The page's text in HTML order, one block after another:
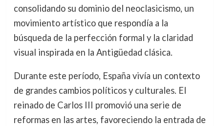
consolidando su dominio del neoclasicismo, un
movimiento artístico que respondía a la
búsqueda de la perfección formal y la claridad
visual inspirada en la Antigüedad clásica.
Durante este período, España vivía un contexto
de grandes cambios políticos y culturales. El
reinado de Carlos III promovió una serie de
reformas en las artes, favoreciendo la entrada de